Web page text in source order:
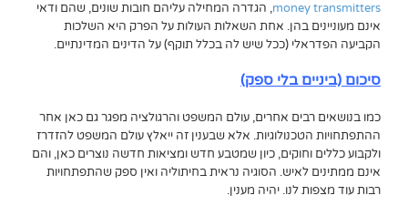
money transmitters, הגדרה המחילה עליהם חובות שונים, שהם ודאי
אינם מעוניינים בהן. אחת השאלות העולות על הפרק היא השלכות
הקביעה הפדראלי (ככל שיש לה בכלל תוקף) על הדינים המדינתיים.
סיכום (ביניים בלי ספק)
כמו בנושאים רבים אחרים, עולם המשפט והרגולציה מפגר גם כאן אחר
ההתפתחויות הטכנולוגיות. אלא שבענין זה ייאלץ עולם המשפט להזדרז
ולקבוע כללים וחוקים, כיון שמטבע חדש ומציאות חדשה נוצרים כאן, והם
אינם ממתינים לאיש. הסוגיה נראית בחיתוליה ואין ספק שהתפתחויות
רבות עוד מצפות לנו. יהיה מענין.